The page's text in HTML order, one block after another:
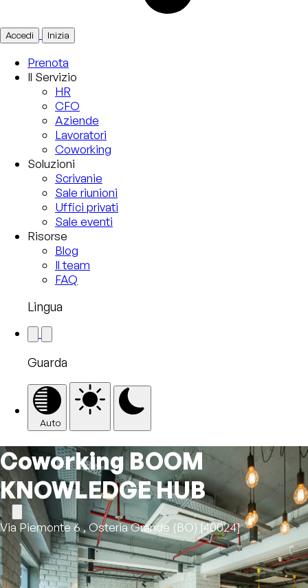
Accedi Inizia
Prenota
Il Servizio
HR
CFO
Aziende
Lavoratori
Coworking
Soluzioni
Scrivanie
Sale riunioni
Uffici privati
Sale eventi
Risorse
Blog
Il team
FAQ
Lingua
Guarda
Auto
Coworking BOOM
KNOWLEDGE HUB
Via Piemonte 6 , Osteria Grande (BO) [40024]